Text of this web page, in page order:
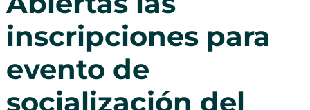
inscripciones para
evento de
socialización del